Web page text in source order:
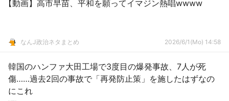
【動画】高市早苗、平和を願ってイマジン熱唱wwww
なんJ政治ネタまとめ 2026/6/1(Mo) 14:58
韓国のハンファ大田工場で3度目の爆発事故、7人が死
傷……過去2回の事故で「再発防止策」を施したはずなの
にこれ